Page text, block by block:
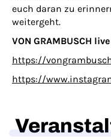
euch daran zu
weitergeht.
VON GRAMBUSCH
https://
https://